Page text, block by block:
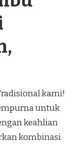
kami!
untuk
keahlian
kombinasi